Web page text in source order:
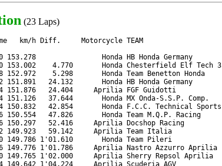
(23 Laps)
km/h Diff.     Motorcycle TEAM
153.278                Honda HB Honda Germany
153.002    4.770       Honda Chesterfield Elf Tech 3
152.972    5.298       Honda Team Benetton Honda
24.132       Honda HB Honda Germany
151.876   24.404     Aprilia FGF Guidotti
37.644       Honda MX Onda-S.S.P. Comp.
150.832   42.854       Honda F.C.C. Technical Sports
150.554   47.826       Honda Team M.Q.P. Racing
150.297   52.416     Aprilia Docshop Racing
149.923   59.142     Aprilia Team Italia
149.786 1'01.610       Honda Team Pileri
149.776 1'01.786     Aprilia Nastro Azzurro Aprilia
149.765 1'02.000     Aprilia Sherry Repsol Aprilia
149.642 1'04.224     Aprilia Scuderia AGV